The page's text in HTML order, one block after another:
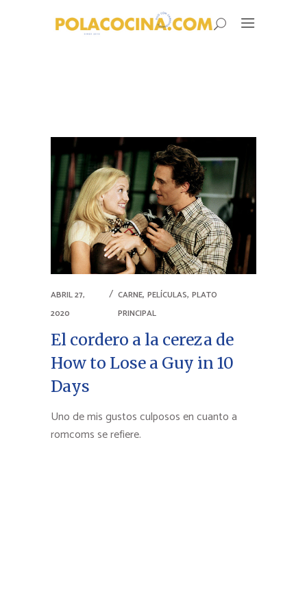
ABRIL 27,
2020
CARNE,PELÍCULAS,PLATO
PRINCIPAL
El cordero a la cereza de
How to Lose a Guy in 10
Days
Uno de mis gustos culposos en cuanto a
romcoms se refiere.